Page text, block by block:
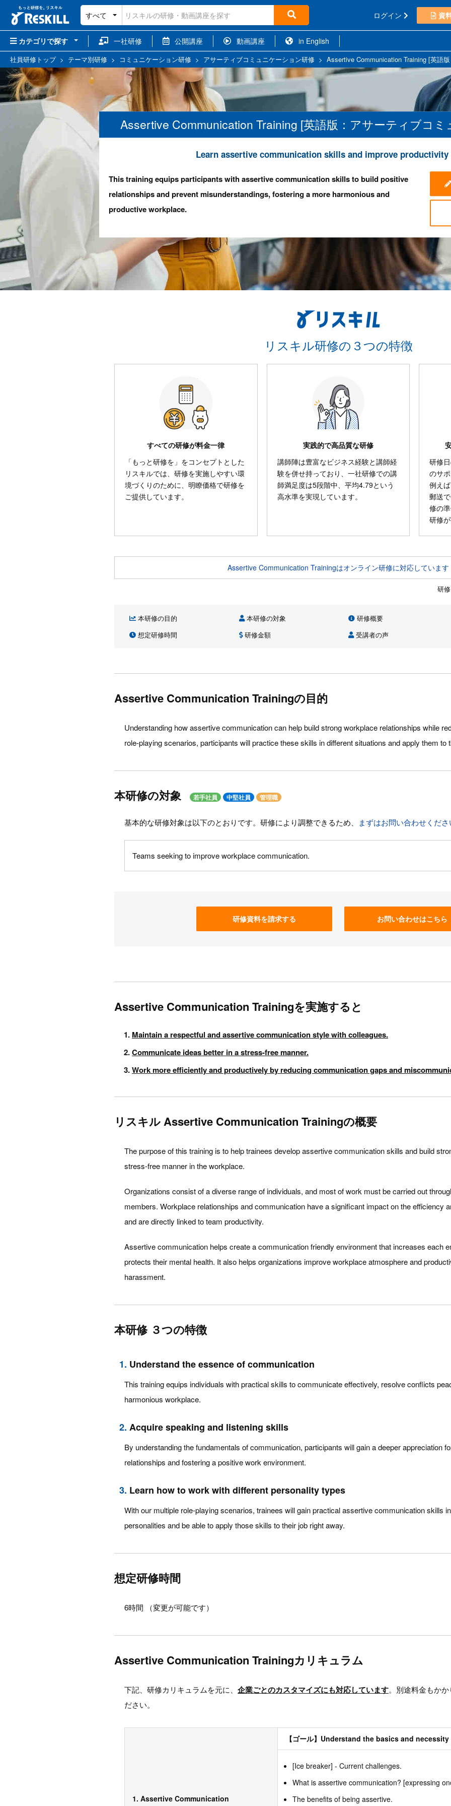
すべて ログイン 資
カテゴリで探す 一社研修 公開講座 動画講座 in English
社員研修トップ> テーマ別研修 > コミュニケーション研修 > アサーティブコミュニケーション研修 > Assertive Communication Training [英語
Assertive Communication Training [英語版：アサーティブコ
Learn assertive communication skills and improve
This training equips participants with assertive communication skills to build positive
relationships and prevent misunderstandings, fostering a more harmonious and
productive workplace.
リスキル研修の３つの特徴
すべての研修が料金一律
「もっと研修を」をコンセプトとした
リスキルでは、研修を実施しやすい環
境づくりのために、明瞭価格で研修を
ご提供しています。
実践的で高品質な研修
講師陣は豊富なビジネス経験と講師経
験を併せ持っており、一社研修での講
師満足度は5段階中、平均4.79という
高水準を実現しています。
研修
のサ
例え
郵送
修の
研修
Assertive Communication Trainingはオンライン研修に対応しています
研
本研修の目的 本研修の対象 研修概要
想定研修時間
研修金額 受講者の声
Assertive Communication Trainingの目的
Understanding how assertive communication can help build strong workplace relationships while
role-playing scenarios, participants will practice these skills in different situations and apply them to
本研修の対象 若手社員 中堅社員 管理職
基本的な研修対象は以下のとおりです。研修により調整できるため、 まずはお問い合わせくださ
Teams seeking to improve workplace communication.
研修資料を請求する お問い合わせはこちら
Assertive Communication Trainingを実施すると
Maintain a respectful and assertive communication style with colleagues.
Communicate ideas better in a stress-free manner.
Work more efficiently and productively by reducing communication gaps and
リスキル Assertive Communication Trainingの概要
The purpose of this training is to help trainees develop assertive communication skills and build
stress-free manner in the workplace.
Organizations consist of a diverse range of individuals, and most of work must be carried out
members. Workplace relationships and communication have a significant impact on the efficiency
and are directly linked to team productivity.
Assertive communication helps create a communication friendly environment that increases each
protects their mental health. It also helps organizations improve workplace atmosphere and
harassment.
本研修 ３つの特徴
1. Understand the essence of communication
This training equips individuals with practical skills to communicate effectively, resolve conflicts
harmonious workplace.
2. Acquire speaking and listening skills
By understanding the fundamentals of communication, participants will gain a deeper appreciation
relationships and fostering a positive work environment.
3. Learn how to work with different personality types
With our multiple role-playing scenarios, trainees will gain practical assertive communication skills
personalities and be able to apply those skills to their job right away.
想定研修時間
6時間 （変更が可能です）
Assertive Communication Trainingカリキュラム
下記、研修カリキュラムを元に、 企業ごとのカスタマイズにも対応しています。別途料金もか
ださい。
1. Assertive Communication
【ゴール】Understand the basics and
[Ice breaker] - Current challenges.
What is assertive communication? [expressing
The benefits of being assertive.